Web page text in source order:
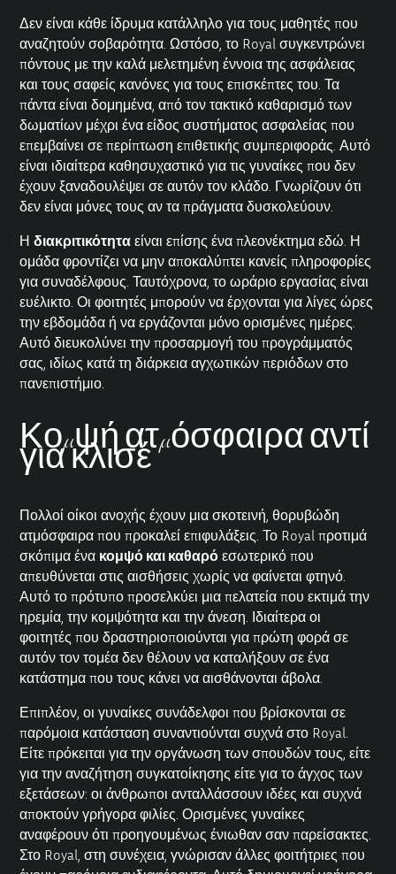
Δεν είναι κάθε ίδρυμα κατάλληλο για τους μαθητές που
αναζητούν σοβαρότητα. Ωστόσο, το Royal συγκεντρώνει
πόντους με την καλά μελετημένη έννοια της ασφάλειας
και τους σαφείς κανόνες για τους επισκέπτες του. Τα
πάντα είναι δομημένα, από τον τακτικό καθαρισμό των
δωματίων μέχρι ένα είδος συστήματος ασφαλείας που
επεμβαίνει σε περίπτωση επιθετικής συμπεριφοράς. Αυτό
είναι ιδιαίτερα καθησυχαστικό για τις γυναίκες που δεν
έχουν ξαναδουλέψει σε αυτόν τον κλάδο. Γνωρίζουν ότι
δεν είναι μόνες τους αν τα πράγματα δυσκολεύουν.
Ηδιακριτικότητα είναι επίσης ένα πλεονέκτημα εδώ. Η
ομάδα φροντίζει να μην αποκαλύπτει κανείς πληροφορίες
για συναδέλφους. Ταυτόχρονα, το ωράριο εργασίας είναι
ευέλικτο. Οι φοιτητές μπορούν να έρχονται για λίγες ώρες
την εβδομάδα ή να εργάζονται μόνο ορισμένες ημέρες.
Αυτό διευκολύνει την προσαρμογή του προγράμματός
σας, ιδίως κατά τη διάρκεια αγχωτικών περιόδων στο
πανεπιστήμιο.
Κομψή ατμόσφαιρα αντί
για κλισέ
Πολλοί οίκοι ανοχής έχουν μια σκοτεινή, θορυβώδη
ατμόσφαιρα που προκαλεί επιφυλάξεις. Το Royal προτιμά
σκόπιμα ένα κομψό και καθαρό εσωτερικό που
απευθύνεται στις αισθήσεις χωρίς να φαίνεται φτηνό.
Αυτό το πρότυπο προσελκύει μια πελατεία που εκτιμά την
ηρεμία, την κομψότητα και την άνεση. Ιδιαίτερα οι
φοιτητές που δραστηριοποιούνται για πρώτη φορά σε
αυτόν τον τομέα δεν θέλουν να καταλήξουν σε ένα
κατάστημα που τους κάνει να αισθάνονται άβολα.
Επιπλέον, οι γυναίκες συνάδελφοι που βρίσκονται σε
παρόμοια κατάσταση συναντιούνται συχνά στο Royal.
Είτε πρόκειται για την οργάνωση των σπουδών τους, είτε
για την αναζήτηση συγκατοίκησης είτε για το άγχος των
εξετάσεων: οι άνθρωποι ανταλλάσσουν ιδέες και συχνά
αποκτούν γρήγορα φιλίες. Ορισμένες γυναίκες
αναφέρουν ότι προηγουμένως ένιωθαν σαν παρείσακτες.
Στο Royal, στη συνέχεια, γνώρισαν άλλες φοιτήτριες που